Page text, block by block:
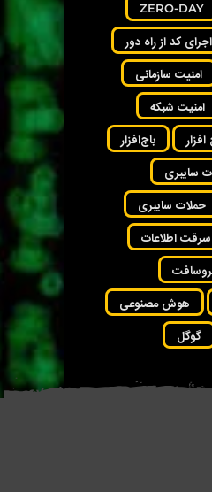
ZERO-DAY
اجرای کد از راه دور
امنیت سازمانی
امنیت شبکه
افزار باج‌افزار
سایبری
حملات سایبری
سرقت اطلاعات
هوش مصنوعی
گوگل